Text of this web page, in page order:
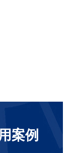
案例